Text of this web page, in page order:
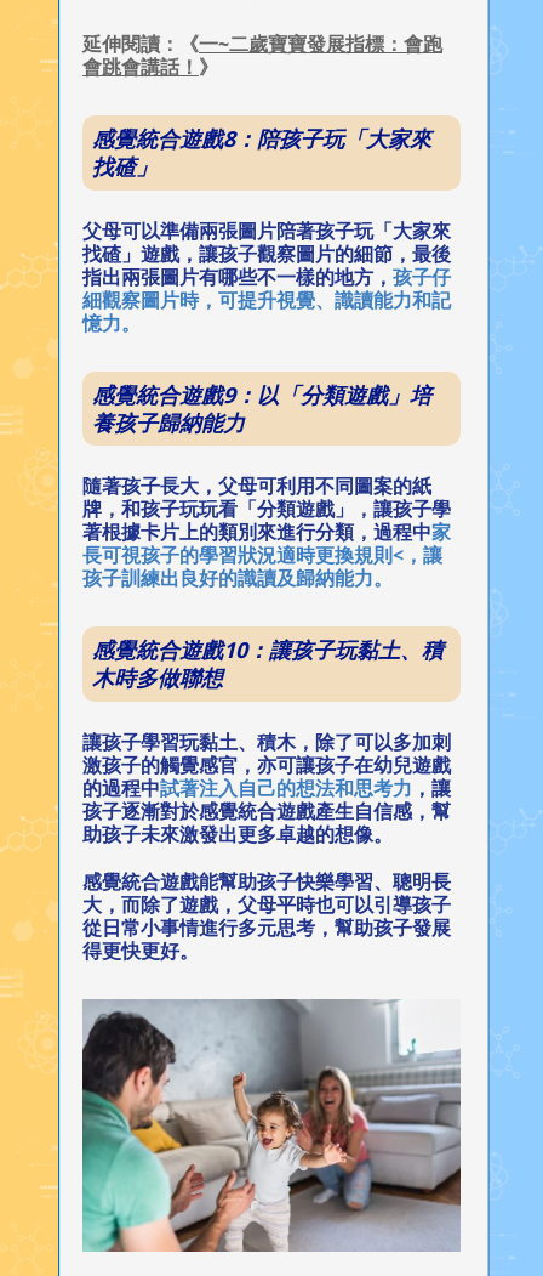
延伸閱讀：《一~二歲寶寶發展指標：會跑
會跳會講話！ 》
感覺統合遊戲8：陪孩子玩「大家來
找碴」
父母可以準備兩張圖片陪著孩子玩「大家來
找碴」遊戲，讓孩子觀察圖片的細節，最後
指出兩張圖片有哪些不一樣的地方， 孩子仔
細觀察圖片時，可提升視覺、識讀能力和記
憶力。
感覺統合遊戲9：以「分類遊戲」培
養孩子歸納能力
隨著孩子長大，父母可利用不同圖案的紙
牌，和孩子玩玩看「分類遊戲」，讓孩子學
著根據卡片上的類別來進行分類，過程中家
長可視孩子的學習狀況適時更換規則<，讓
孩子訓練出良好的識讀及歸納能力。
感覺統合遊戲10：讓孩子玩黏土、積
木時多做聯想
讓孩子學習玩黏土、積木，除了可以多加刺
激孩子的觸覺感官，亦可讓孩子在幼兒遊戲
的過程中試著注入自己的想法和思考力 ，讓
孩子逐漸對於感覺統合遊戲產生自信感，幫
助孩子未來激發出更多卓越的想像。
感覺統合遊戲能幫助孩子快樂學習、聰明長
大，而除了遊戲，父母平時也可以引導孩子
從日常小事情進行多元思考，幫助孩子發展
得更快更好。